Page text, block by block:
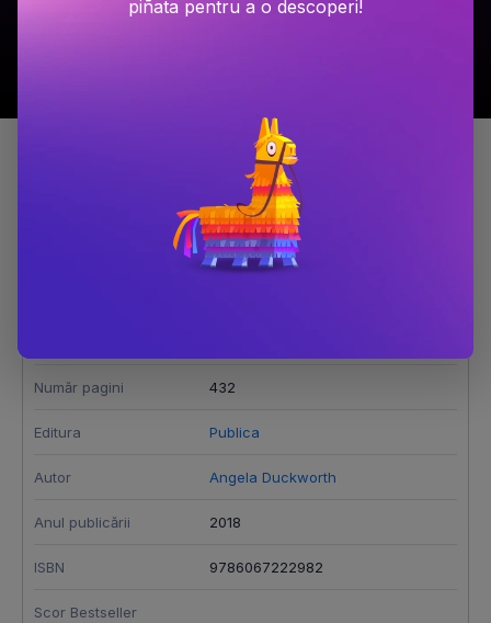
Număr pagini 432
Editura Publica
Autor Angela Duckworth
Anul publicării 2018
ISBN 9786067222982
Scor Bestseller
piñata pentru a o descoperi!